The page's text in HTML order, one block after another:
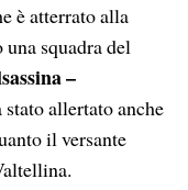
è atterrato alla
squadra del
–
allertato anche
il versante